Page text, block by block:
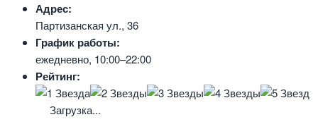
Адрес:
Партизанская ул., 36
График работы:
ежедневно, 10:00–22:00
Рейтинг:
Загрузка...